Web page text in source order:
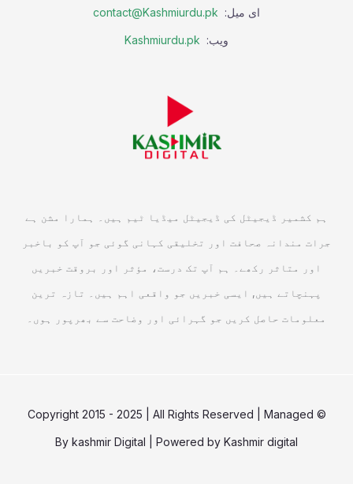
ای میل: contact@Kashmiurdu.pk
ویب: Kashmiurdu.pk
ہم کشمیر ڈیجیٹل کی ڈیجیٹل میڈیا ٹیم ہیں۔ ہمارا مشن ہے
جرات مندانہ صحافت اور تخلیقی کہانی گوئی جو آپ کو باخبر
اور متاثر رکھے۔ ہم آپ تک درست، مؤثر اور بروقت خبریں
پہنچاتے ہیں, ایسی خبریں جو واقعی اہم ہیں۔ تازہ ترین
معلومات حاصل کریں جو گہرائی اور وضاحت سے بھرپور ہوں۔
© Copyright 2015 - 2025 | All Rights Reserved | Managed
By kashmir Digital | Powered by Kashmir digital